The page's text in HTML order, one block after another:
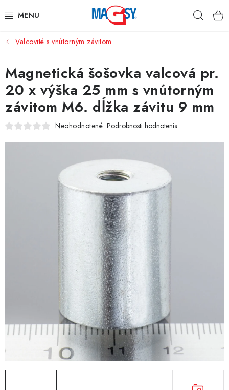
na
HLAVNÉ KATEGÓRIE
MAGNETICKÉ POMÔCKY
PRIEMYSELNÉ MAGNETY
OSTATNÉ MAGNETY
Obchodné podmienky
Ochrana osobných údajov
Valcovité s vnútorným závitom
Magnetická šošovka valcová pr.
20 x výška 25 mm s vnútorným
závitom M6. dĺžka závitu 9 mm
Neohodnotené Podrobnosti hodnotenia